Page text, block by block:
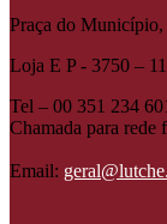
Praça do
Loja E P - 3750 –
Tel – 00 351 234
Chamada para rede
Email: